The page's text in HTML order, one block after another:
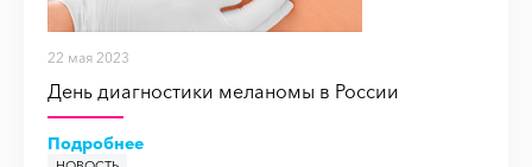
22 мая 2023
День диагностики меланомы в России
Подробнее